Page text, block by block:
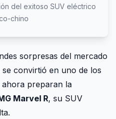
del exitoso SUV eléctrico
chino
sorpresas del mercado
convirtió en uno de los
ahora preparan la
Marvel R, su SUV